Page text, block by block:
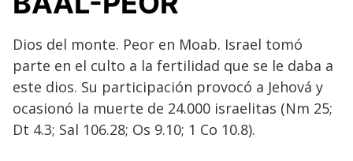
Dios del monte. Peor en Moab. Israel tomó
parte en el culto a la fertilidad que se le daba a
este dios. Su participación provocó a Jehová y
ocasionó la muerte de 24.000 israelitas (Nm 25;
Dt 4.3; Sal 106.28; Os 9.10; 1 Co 10.8).